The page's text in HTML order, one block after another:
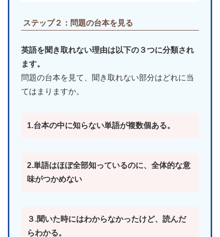
ステップ２：問題の台本を見る
英語を聞き取れない理由は以下の３つに分類され
ます。
問題の台本を見て、聞き取れない部分はどれに当
てはまりますか。
1.台本の中に知らない単語が複数個ある。
2.単語はほぼ全部知っているのに、全体的な意
味がつかめない
３.聞いた時にはわからなかったけど、読んだ
らわかる。